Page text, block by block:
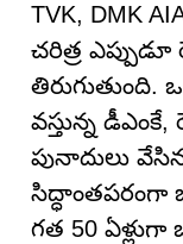
TVK, DMK
చరిత్ర ఎప్పుడూ
తిరుగుతుంది.
వస్తున్న
పునాదులు
సిద్ధాంతపరంగా
గత 50 ఏళ్లుగా